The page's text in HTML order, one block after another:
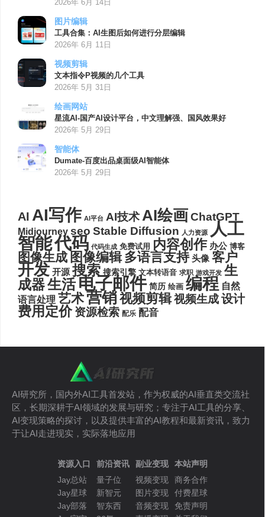
2026年 6月 14日
图片编辑
工具合集：AI生图后如何进行分层编辑
2026年 6月 11日
视频剪辑
文本指令P视频的几个工具
2026年 5月 31日
绘画网站
星流AI-国产AI设计平台，中文理解强、国风效果好
2026年 5月 29日
智能体
Dumate-百度出品桌面级AI智能体
2026年 5月 29日
AI AI写作 AI平台 AI技术AI绘画ChatGPT
Midjourney seo Stable Diffusion 人力资源 人工
智能代码 代码生成 免费试用 内容创作 办公 博客
图像生成 图像编辑 多语言支持 头像 客户
开发 开源 搜索 搜索引擎 文本转语音 求职 游戏开发 生
成器生活电子邮件 简历 绘画 编程 自然
语言处理 艺术营销视频剪辑视频生成设计
费用定价 资源检索 配乐 配音
AI研究所，国内外AI工具首发站，作为权威的AI垂直类交流社
区，长期深耕于AI领域的发展与研究；专注于AI工具的分享、
AI变现策略的探讨，以及提供丰富的AI教程和最新资讯，致力
于让AI走进现实，实际落地应用
资源入口
Jay总站
Jay星球
Jay部落
前沿资讯
量子位
新智元
智东西
副业变现
视频变现
图片变现
音频变现
本站声明
商务合作
付费星球
免责声明